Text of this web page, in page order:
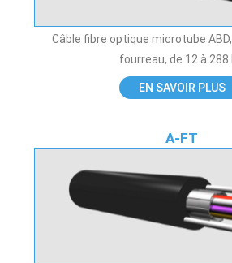
Câble fibre optique microtube
fourreau, de 12 à 288
EN SAVOIR PLUS
A-FT